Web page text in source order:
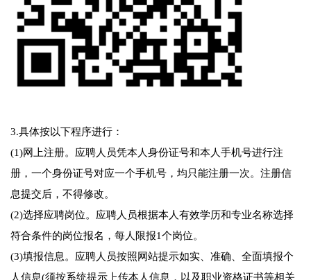
3.具体按以下程序进行：
(1)网上注册。应聘人员凭本人身份证号和本人手机号进行注
册，一个身份证号对应一个手机号，均只能注册一次。注册信
息提交后，不得修改。
(2)选择应聘岗位。应聘人员根据本人有效学历和专业名称选择
符合条件的岗位报名，每人限报1个岗位。
(3)填报信息。应聘人员按照网站提示如实、准确、全面填报个
人信息(须按系统提示上传本人信息，以及职业资格证书等相关